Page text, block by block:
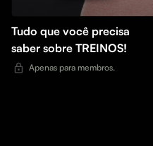
Tudo que você precisa
saber sobre TREINOS!
Apenas para membros.